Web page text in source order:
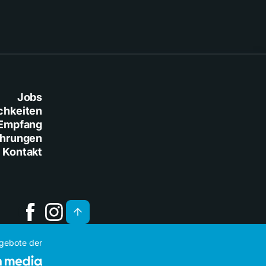
Jobs
Kontakt
der